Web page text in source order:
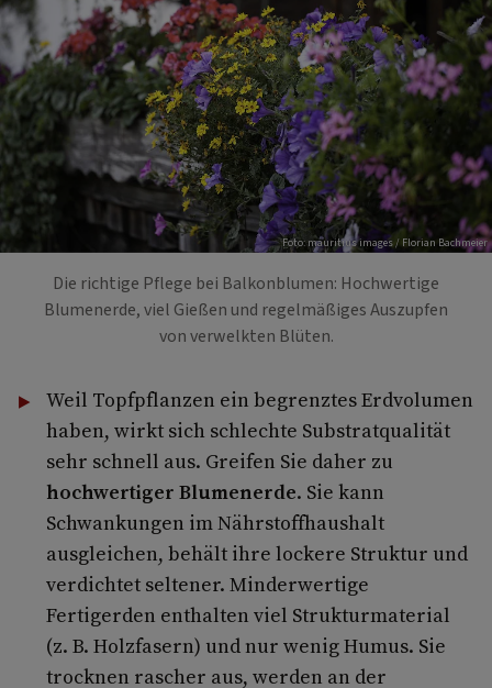
Foto: mauritius images / Florian Bachmeier
Die richtige Pflege bei Balkonblumen: Hochwertige
Blumenerde, viel Gießen und regelmäßiges Auszupfen
von verwelkten Blüten.
Weil Topfpflanzen ein begrenztes Erdvolumen
haben, wirkt sich schlechte Substratqualität
sehr schnell aus. Greifen Sie daher zu
hochwertiger Blumenerde. Sie kann
Schwankungen im Nährstoffhaushalt
ausgleichen, behält ihre lockere Struktur und
verdichtet seltener. Minderwertige
Fertigerden enthalten viel Strukturmaterial
(z. B. Holzfasern) und nur wenig Humus. Sie
trocknen rascher aus, werden an der